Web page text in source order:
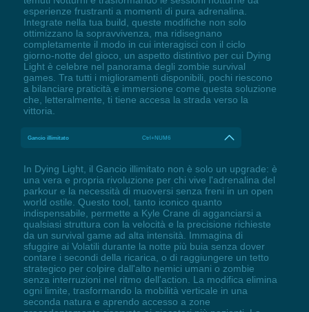
esperienze frustranti a momenti di pura adrenalina.
Integrate nella tua build, queste modifiche non solo
ottimizzano la sopravvivenza, ma ridisegnano
completamente il modo in cui interagisci con il ciclo
giorno-notte del gioco, un aspetto distintivo per cui Dying
Light è celebre nel panorama degli zombie survival
games. Tra tutti i miglioramenti disponibili, pochi riescono
a bilanciare praticità e immersione come questa soluzione
che, letteralmente, ti tiene accesa la strada verso la
vittoria.
Gancio illimitato Ctrl+NUM6
In Dying Light, il Gancio illimitato non è solo un upgrade: è
una vera e propria rivoluzione per chi vive l'adrenalina del
parkour e la necessità di muoversi senza freni in un open
world ostile. Questo tool, tanto iconico quanto
indispensabile, permette a Kyle Crane di agganciarsi a
qualsiasi struttura con la velocità e la precisione richieste
da un survival game ad alta intensità. Immagina di
sfuggire ai Volatili durante la notte più buia senza dover
contare i secondi della ricarica, o di raggiungere un tetto
strategico per colpire dall'alto nemici umani o zombie
senza interruzioni nel ritmo dell'action. La modifica elimina
ogni limite, trasformando la mobilità verticale in una
seconda natura e aprendo accesso a zone